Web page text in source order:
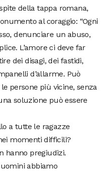
della tappa romana,
al coraggio: “Ogni
denunciare un abuso,
L’amore ci deve far
dei disagi, dei fastidi,
d’allarme. Può
persone più vicine, senza
soluzione può essere
a tutte le ragazze
momenti difficili?
hanno pregiudizi.
abbiamo